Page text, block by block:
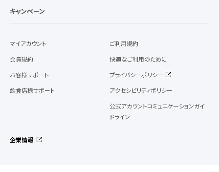
キャンペーン
マイアカウント
会員規約
お客様サポート
飲食店様サポート
ご利用規約
快適なご利用のために
プライバシーポリシー
アクセシビリティポリシー
公式アカウントコミュニケーションガイ
ドライン
企業情報